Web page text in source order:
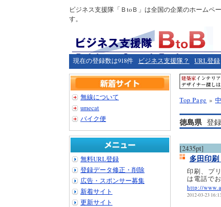
ビジネス支援隊「ＢtoＢ」は全国の企業のホームペ
す。
現在の登録数は918件 ビジネス支援隊？ URL登録
Top Page »
徳島県登録
[2435pt]
多田印刷
印刷、プ
は電話で
http://
2012-03-23
無線について
umecat
バイク便
無料URL登録
登録データ修正・削除
広告・スポンサー募集
新着サイト
更新サイト